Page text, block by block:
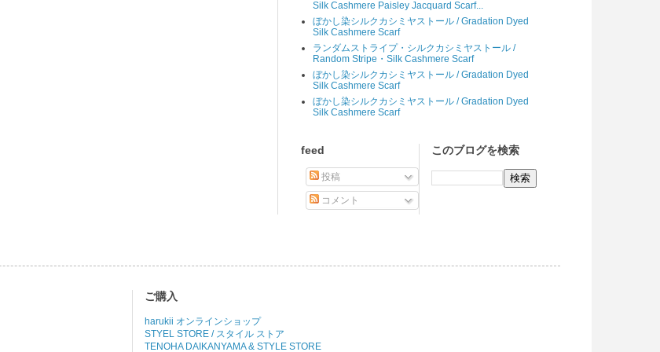
Silk Cashmere Paisley Jacquard Scarf...
ぼかし染シルクカシミヤストール / Gradation Dyed
Silk Cashmere Scarf
ランダムストライプ・シルクカシミヤストール /
Random Stripe・Silk Cashmere Scarf
ぼかし染シルクカシミヤストール / Gradation Dyed
Silk Cashmere Scarf
ぼかし染シルクカシミヤストール / Gradation Dyed
Silk Cashmere Scarf
feed
投稿
コメント
このブログを検索
ご購入
harukii オンラインショップ
STYEL STORE / スタイル ストア
TENOHA DAIKANYAMA & STYLE STORE